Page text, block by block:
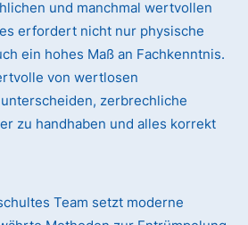
und manchmal wertvollen
erfordert nicht nur physische
ein hohes Maß an Fachkenntnis.
von wertlosen
zerbrechliche
zu handhaben und alles korrekt
Team setzt moderne